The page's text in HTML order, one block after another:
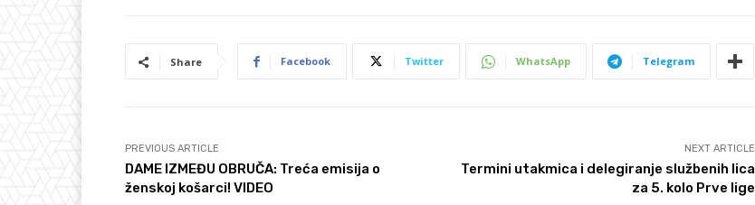
Share Facebook Twitter WhatsApp Telegram
PREVIOUS ARTICLE
DAME IZMEĐU OBRUČA: Treća emisija o
ženskoj košarci! VIDEO
NEXT ARTICLE
Termini utakmica i delegiranje službenih lica
za 5. kolo Prve lige